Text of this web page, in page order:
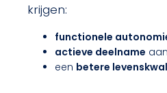
krijgen:
functionele
actieve deelname
een betere